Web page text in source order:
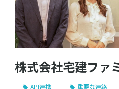
コラム
パートナ
株式会社宅建ファ
API連携 重要な連絡